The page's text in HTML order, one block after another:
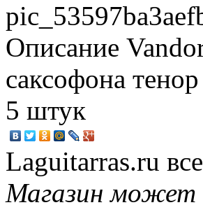
Описание
саксофона
5 штук
Laguitarras.ru
Магазин может